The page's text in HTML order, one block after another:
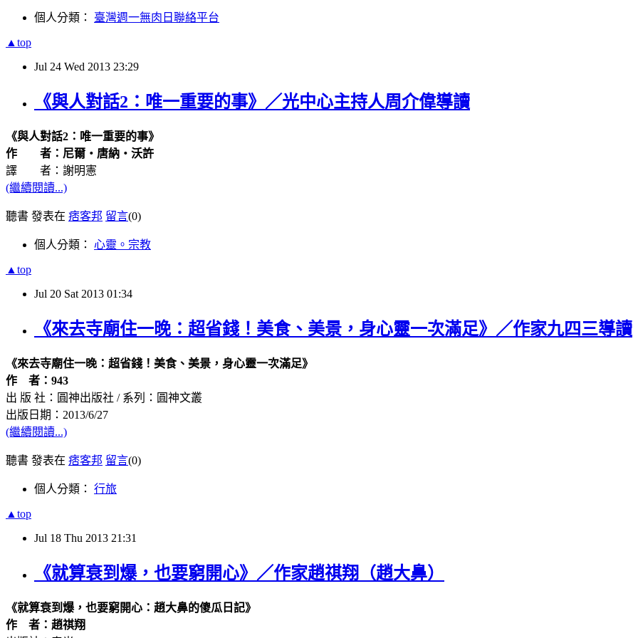
個人分類： 臺灣週一無肉日聯絡平台
▲top
Jul 24 Wed 2013 23:29
《與人對話2：唯一重要的事》／光中心主持人周介偉導讀
《與人對話2 ：唯一重要的事》
作 者：尼爾‧唐納‧沃許
譯 者：謝明憲
(繼續閱讀...)
聽書 發表在 痞客邦 留言(0)
個人分類： 心靈。宗教
▲top
Jul 20 Sat 2013 01:34
《來去寺廟住一晚：超省錢！美食、美景，身心靈一次滿足》／作家九四三導讀
《來去寺廟住一晚：超省錢！美食、美景，身心靈一次滿足》
作 者：943
出 版 社：圓神出版社 / 系列：圓神文叢
出版日期：2013/6/27
(繼續閱讀...)
聽書 發表在 痞客邦 留言(0)
個人分類： 行旅
▲top
Jul 18 Thu 2013 21:31
《就算衰到爆，也要窮開心》／作家趙祺翔（趙大鼻）
《就算衰到爆，也要窮開心：趙大鼻的傻瓜日記》
作
者：趙祺翔